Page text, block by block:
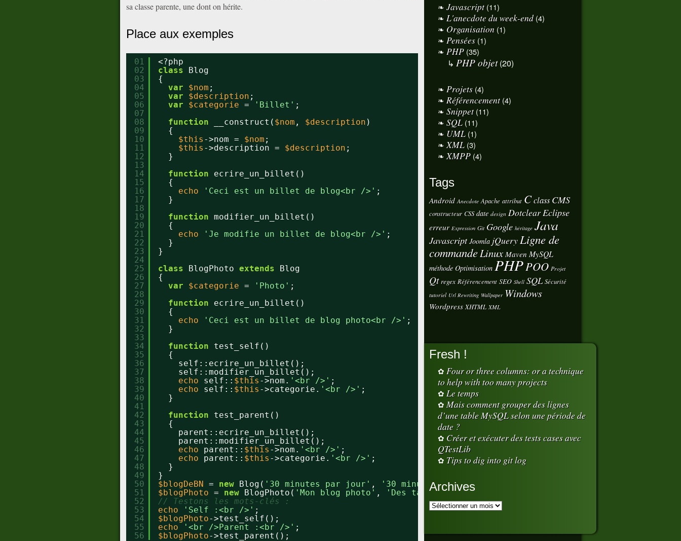
sa classe parente, une dont on hérite.
Place aux exemples
01
02
03
04
05
06
07
08
09
10
11
12
13
14
15
16
17
18
19
20
21
22
23
24
25
26
27
28
29
30
31
32
33
34
35
36
37
38
39
40
41
42
43
44
45
46
47
48
49
50
51
52
53
54
55
56
<?php
class
Blog
{
var
$nom ;
var
$description ;
var
$categorie = 'Billet' ;
function
__construct( $nom , $description )
{
$this ->nom = $nom ;
$this ->description = $description ;
}
function
ecrire_un_billet()
{
echo
'Ceci est un billet de blog<br />' ;
}
function modifier_un_billet()
{
echo
'Je modifie un billet de blog<br />' ;
}
}
class
BlogPhoto extends
Blog
{
var
$categorie = 'Photo' ;
function
ecrire_un_billet()
{
echo
'Ceci est un billet de blog photo<br />' ;
}
function
test_self()
{
self::ecrire_un_billet();
self::modifier_un_billet();
echo
self:: $this ->nom. '<br />' ;
echo
self:: $this ->categorie. '<br />' ;
}
function
test_parent()
{
parent::ecrire_un_billet();
parent::modifier_un_billet();
echo
parent:: $this ->nom. '<br />' ;
echo
parent:: $this ->categorie. '<br />' ;
}
}
$blogDeBN = new Blog( '30 minutes par jour' , '30 minutes par jour au coeur de l\'informatique.'
$blogPhoto = new BlogPhoto( 'Mon blog photo' , 'Des tas de photos partout !'
// Testons les mots-clés :
echo
'Self :<br />' ;
$blogPhoto->test_self();
echo
'<br />Parent :<br />' ;
$blogPhoto->test_parent();
Javascript(11)
L'anecdote du week-end(4)
Organisation (1)
Pensées (1)
PHP (35)
PHP objet(20)
Projets (4)
Référencement(4)
Snippet(11)
SQL (11)
UML (1)
XML (3)
XMPP (4)
Tags
Android Anecdote Apache attribut Cclass CMS
constructeur CSS date design DotclearEclipse
erreur Expression Git Google héritage Java
Javascript Joomla jQueryLigne de
commandeLinux Maven MySQL
méthode Optimisation PHPPOO Projet
Qt regex Référencement SEO Shell SQL Sécurité
tutoriel Url Rewriting Wallpaper Windows
Wordpress XHTML XML
Fresh !
Four or three columns: or a technique
to help with too many projects
Le temps
Mais comment grouper des lignes
d’une table MySQL selon une période de
date ?
Créer et exécuter des tests cases avec
QTestLib
Tips to dig into git log
Archives